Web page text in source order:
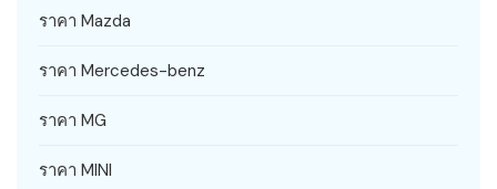
ราคา Mazda
ราคา Mercedes-benz
ราคา MG
ราคา MINI